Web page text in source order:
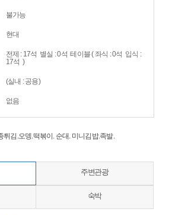
불가능
현대
전제 : 17석 별실 : 0석 테이블 ( 좌식 : 0석 입식 :
17석 )
(실내 : 공용)
없음
튀김.오뎅.떡볶이. 순대. 미니김밥.족발.
주변관광
숙박